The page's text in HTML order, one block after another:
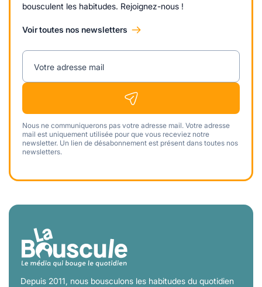
bousculent les habitudes. Rejoignez-nous !
Voir toutes nos newsletters
Votre adresse mail
Nous ne communiquerons pas votre adresse mail. Votre adresse
mail est uniquement utilisée pour que vous receviez notre
newsletter. Un lien de désabonnement est présent dans toutes nos
newsletters.
Depuis 2011, nous bousculons les habitudes du quotidien